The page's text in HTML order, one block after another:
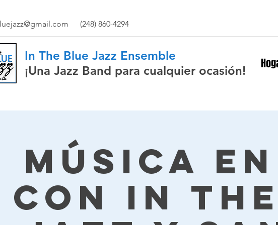
(248) 860-4294
In The Blue Jazz Ensemble
¡Una Jazz Band para cualquier ocasión!
Música
con In